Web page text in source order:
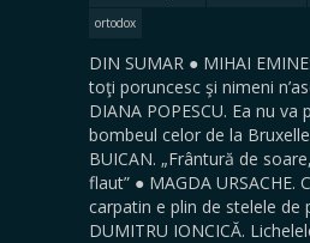
ortodox
DIN SUMAR ● MIHAI
toţi poruncesc şi nimeni
DIANA POPESCU. Ea nu va
bombeul celor de la
BUICAN. „Frântură de
flaut” ● MAGDA URSACHE.
carpatin e plin de stelele de
DUMITRU IONCICĂ.